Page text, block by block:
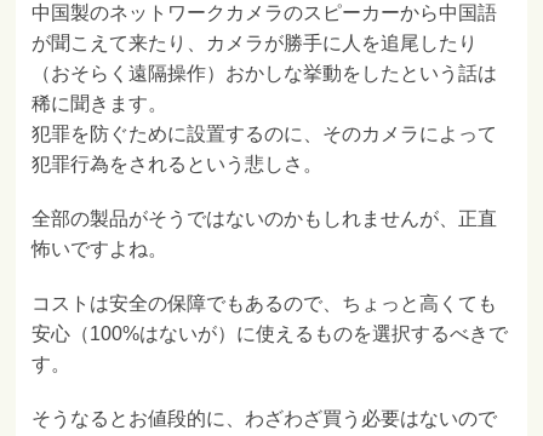
中国製のネットワークカメラのスピーカーから中国語
が聞こえて来たり、カメラが勝手に人を追尾したり
（おそらく遠隔操作）おかしな挙動をしたという話は
稀に聞きます。
犯罪を防ぐために設置するのに、そのカメラによって
犯罪行為をされるという悲しさ。
全部の製品がそうではないのかもしれませんが、正直
怖いですよね。
コストは安全の保障でもあるので、ちょっと高くても
安心（100%はないが）に使えるものを選択するべきで
す。
そうなるとお値段的に、わざわざ買う必要はないので